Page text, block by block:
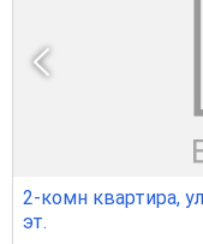
2-комн квартира,
эт.